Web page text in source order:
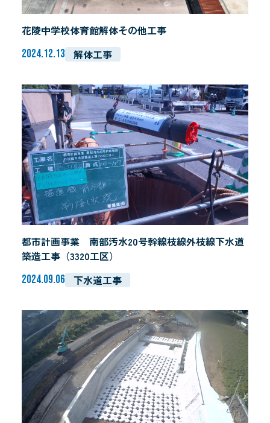
花陵中学校体育館解体その他工事
2024.12.13 解体工事
都市計画事業 南部汚水20号幹線枝線外枝線下水道
築造工事（3320工区）
2024.09.06 下水道工事